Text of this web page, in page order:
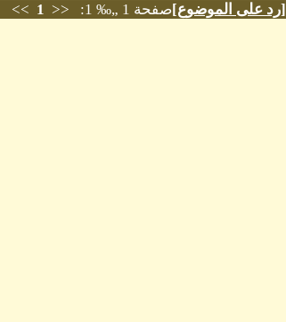
[رد على الموضوع]صفحة 1 „‰ 1: << 1
>>